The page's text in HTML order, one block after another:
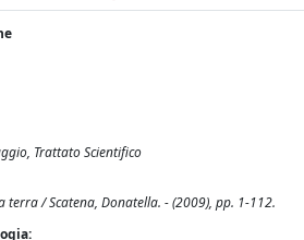
Trattato Scientifico
terra / Scatena, Donatella. - (2009), pp. 1-112.